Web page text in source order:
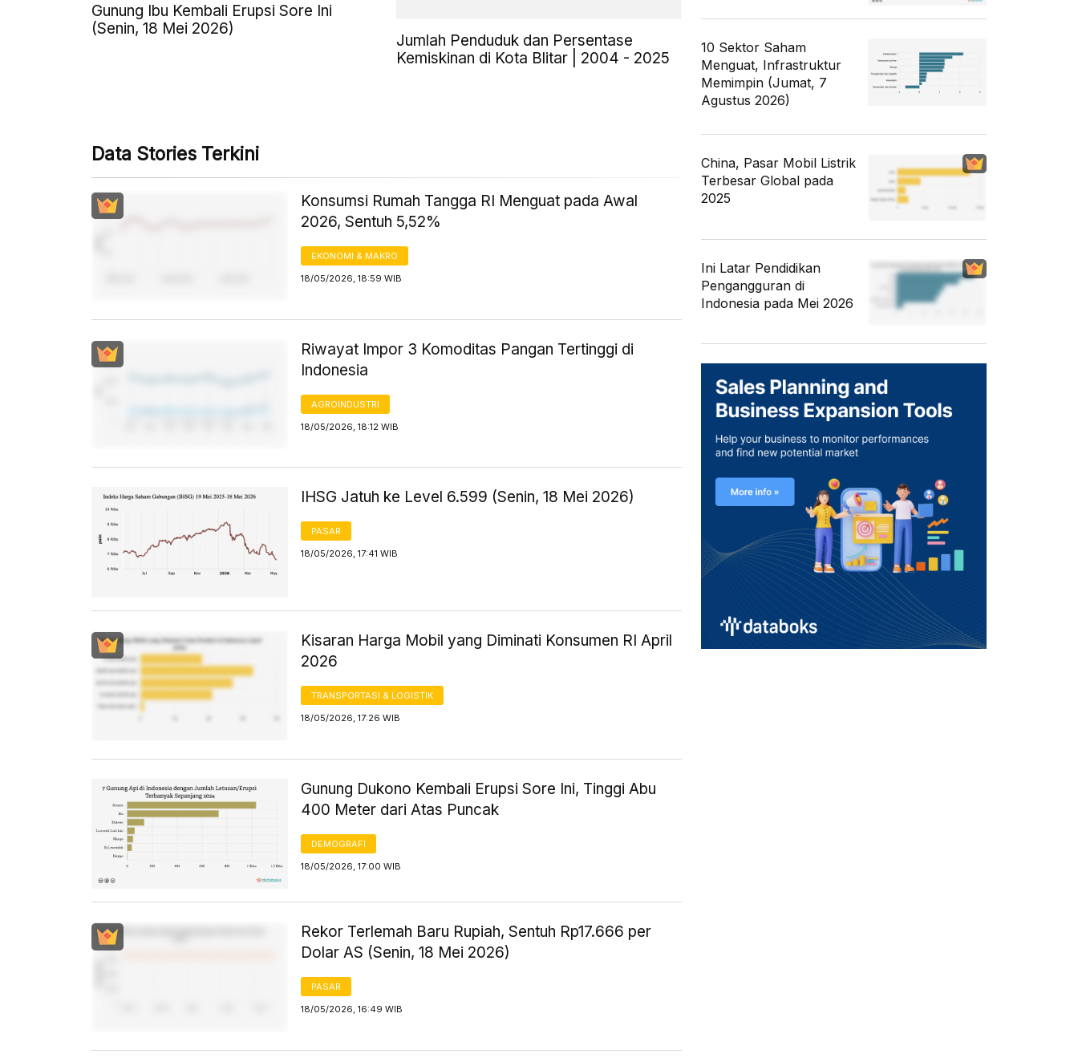
Gunung Ibu Kembali Erupsi Sore Ini
(Senin, 18 Mei 2026)
Jumlah Penduduk dan Persentase
Kemiskinan di Kota Blitar | 2004 - 2025
Data Stories Terkini
Konsumsi Rumah Tangga RI Menguat pada Awal
2026, Sentuh 5,52%
EKONOMI & MAKRO
18/05/2026, 18:59 WIB
Riwayat Impor 3 Komoditas Pangan Tertinggi di
Indonesia
AGROINDUSTRI
18/05/2026, 18:12 WIB
IHSG Jatuh ke Level 6.599 (Senin, 18 Mei 2026)
PASAR
18/05/2026, 17:41 WIB
Kisaran Harga Mobil yang Diminati Konsumen RI April
2026
TRANSPORTASI & LOGISTIK
18/05/2026, 17:26 WIB
Gunung Dukono Kembali Erupsi Sore Ini, Tinggi Abu
400 Meter dari Atas Puncak
DEMOGRAFI
18/05/2026, 17:00 WIB
Rekor Terlemah Baru Rupiah, Sentuh Rp17.666 per
Dolar AS (Senin, 18 Mei 2026)
PASAR
18/05/2026, 16:49 WIB
10 Sektor Saham
Menguat, Infrastruktur
Memimpin (Jumat, 7
Agustus 2026)
China, Pasar Mobil Listrik
Terbesar Global pada
2025
Ini Latar Pendidikan
Pengangguran di
Indonesia pada Mei 2026